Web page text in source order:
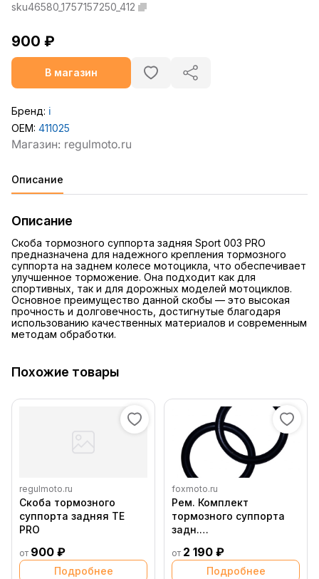
sku46580_1757157250_412
900 ₽
В магазин
Бренд: ℹ️
OEM: 411025
Описание
Описание
Скоба тормозного суппорта задняя Sport 003 PRO
предназначена для надежного крепления тормозного
суппорта на заднем колесе мотоцикла, что обеспечивает
улучшенное торможение. Она подходит как для
спортивных, так и для дорожных моделей мотоциклов.
Основное преимущество данной скобы — это высокая
прочность и долговечность, достигнутые благодаря
использованию качественных материалов и современным
методам обработки.
Похожие товары
regulmoto.ru
Скоба тормозного
суппорта задняя TE
PRO
от 900 ₽
Подробнее
foxmoto.ru
Рем. Комплект
тормозного суппорта
задн.
original
от 2 190 ₽
Подробнее